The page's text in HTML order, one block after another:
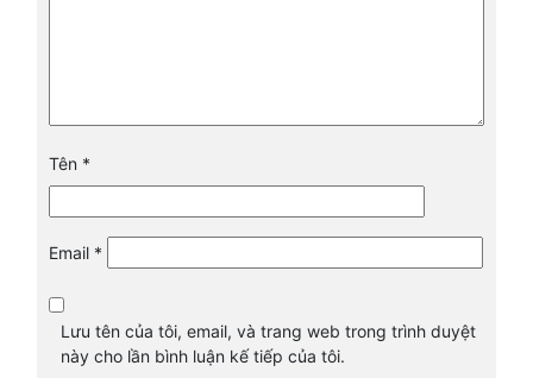
Tên *
Email *
Lưu tên của tôi, email, và trang web trong trình duyệt
này cho lần bình luận kế tiếp của tôi.